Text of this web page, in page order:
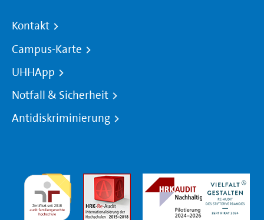
Kontakt
Campus-Karte
UHHApp
Notfall & Sicherheit
Antidiskriminierung